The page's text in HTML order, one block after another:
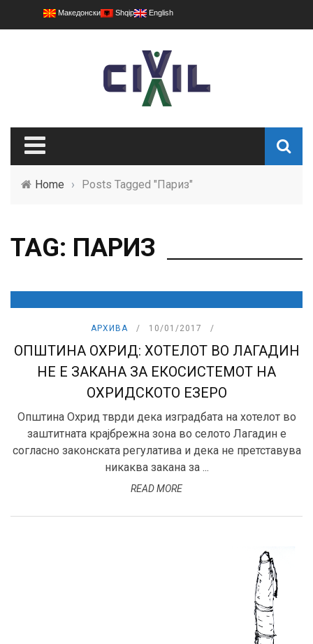
Македонски Shqip English
Home › Posts Tagged "Париз"
TAG: ПАРИЗ
АРХИВА 10/01/2017
ОПШТИНА ОХРИД: ХОТЕЛОТ ВО ЛАГАДИН
НЕ Е ЗАКАНА ЗА ЕКОСИСТЕМОТ НА
ОХРИДСКОТО ЕЗЕРО
Општина Охрид тврди дека изградбата на хотелот во
заштитната крајбрежна зона во селото Лагадин е
согласно законската регулатива и дека не претставува
никаква закана за ...
READ MORE